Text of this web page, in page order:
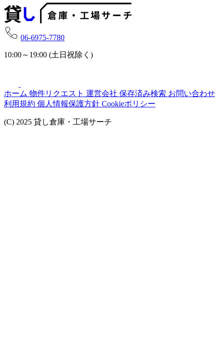
06-6975-7780
10:00～19:00 (土日祝除く)
ホーム 物件リクエスト 運営会社 保存済み検索 お問い合わせ
利用規約 個人情報保護方針 Cookieポリシー
(C) 2025 貸し倉庫・工場サーチ